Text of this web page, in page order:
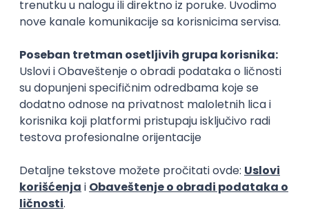
Zanimanja posle studija
Ćelijski biolog
biologija
Citotehnolog
biologija